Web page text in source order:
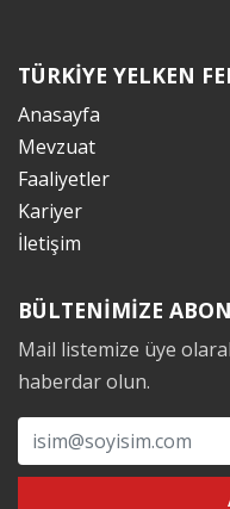
TÜRKİYE YELKEN
Anasayfa
Mevzuat
Faaliyetler
Kariyer
İletişim
BÜLTENİMİZE
Mail listemize üye
haberdar olun.